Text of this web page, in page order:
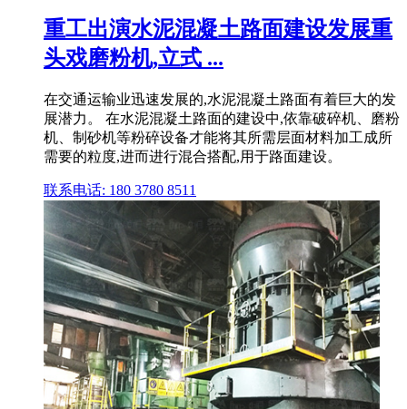
重工出演水泥混凝土路面建设发展重
头戏磨粉机,立式 ...
在交通运输业迅速发展的,水泥混凝土路面有着巨大的发
展潜力。 在水泥混凝土路面的建设中,依靠破碎机、磨粉
机、制砂机等粉碎设备才能将其所需层面材料加工成所
需要的粒度,进而进行混合搭配,用于路面建设。
联系电话: 180 3780 8511